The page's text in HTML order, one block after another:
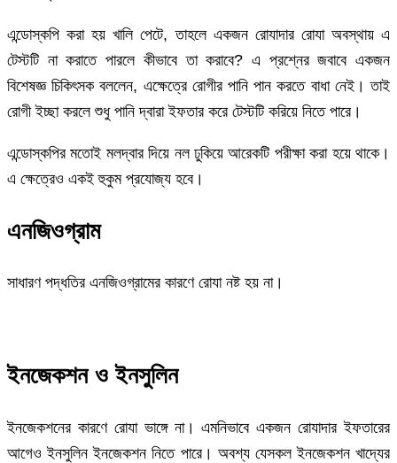
এন্ডোস্কপি করা হয় খালি পেটে, তাহলে একজন রোযাদার রোযা অবস্থায় এ
টেস্টটি না করাতে পারলে কীভাবে তা করাবে? এ প্রশ্নের জবাবে একজন
বিশেষজ্ঞ চিকিৎসক বললেন, এক্ষেত্রে রোগীর পানি পান করতে বাধা নেই। তাই
রোগী ইচ্ছা করলে শুধু পানি দ্বারা ইফতার করে টেস্টটি করিয়ে নিতে পারে।
এন্ডোস্কপির মতোই মলদ্বার দিয়ে নল ঢুকিয়ে আরেকটি পরীক্ষা করা হয়ে থাকে।
এ ক্ষেত্রেও একই হুকুম প্রযোজ্য হবে।
এনজিওগ্রাম
সাধারণ পদ্ধতির এনজিওগ্রামের কারণে রোযা নষ্ট হয় না।
ইনজেকশন ও ইনসুলিন
ইনজেকশনের কারণে রোযা ভাঙ্গে না। এমনিভাবে একজন রোযাদার ইফতারের
আগেও ইনসুলিন ইনজেকশন নিতে পারে। অবশ্য যেসকল ইনজেকশন খাদ্যের